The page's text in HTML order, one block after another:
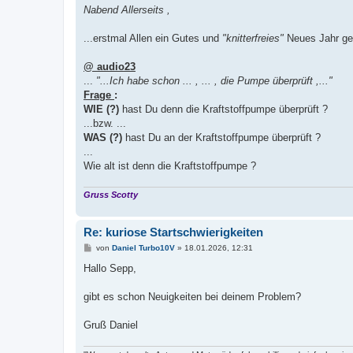
i
a
Nabend Allerseits ,
...erstmal Allen ein Gutes und "knitterfreies" Neues Jahr
@ audio23
"...Ich habe schon ... , ... , die Pumpe überprüft ,..."
Frage :
WIE (?) hast Du denn die Kraftstoffpumpe überprüft ?
...bzw. ...
WAS (?) hast Du an der Kraftstoffpumpe überprüft ?
Wie alt ist denn die Kraftstoffpumpe ?
Gruss Scotty
Re: kuriose Startschwierigkeiten
B
i
a
von Daniel Turbo10V» 18.01.2026, 12:31
Hallo Sepp,
gibt es schon Neuigkeiten bei deinem Problem?
Gruß Daniel